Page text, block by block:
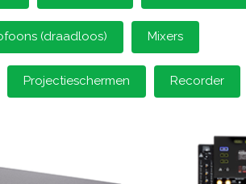
(draadloos) Mixers
Projectieschermen Recorder